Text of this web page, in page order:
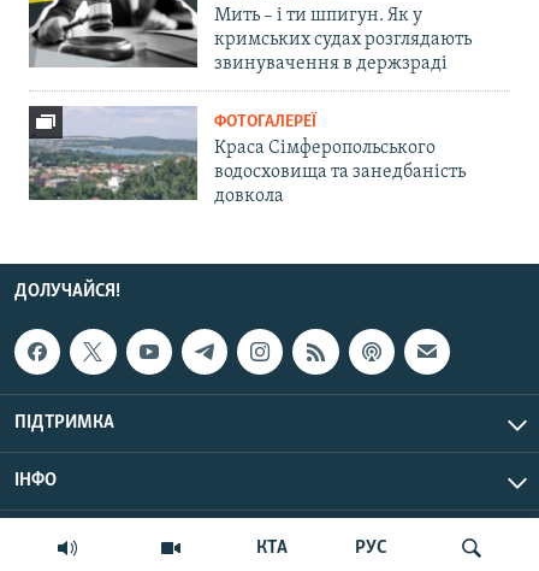
КТА РУС
Мить – і ти шпигун. Як у
кримських судах розглядають
звинувачення в держзраді
ФОТОГАЛЕРЕЇ
Краса Сімферопольського
водосховища та занедбаність
довкола
ДОЛУЧАЙСЯ!
ПІДТРИМКА
ІНФО
© Крим.Реалії, 2026 | Усі права застережено.